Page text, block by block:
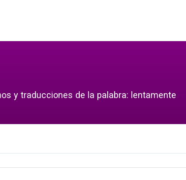
y traducciones de la palabra: lentamente